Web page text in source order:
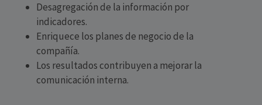
Desagregación de la información por
indicadores.
Enriquece los planes de negocio de la
compañía.
Los resultados contribuyen a mejorar la
comunicación interna.